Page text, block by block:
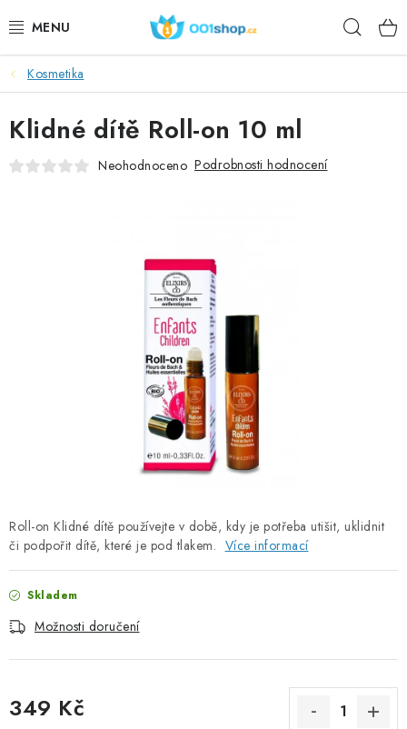
na
DOPLŇKY STRAVY
KOSMETIKA
SPORT
Podmínky ochrany osobních údajů
Kontakty
Moje objednávka
Kosmetika
Roll-on Klidné dítě používejte v době, kdy je potřeba utišit, uklidnit
či podpořit dítě, které je pod tlakem. Více informací
Skladem
Možnosti doručení
349 Kč
Klidné dítě Roll-on 10 ml
Neohodnoceno Podrobnosti hodnocení